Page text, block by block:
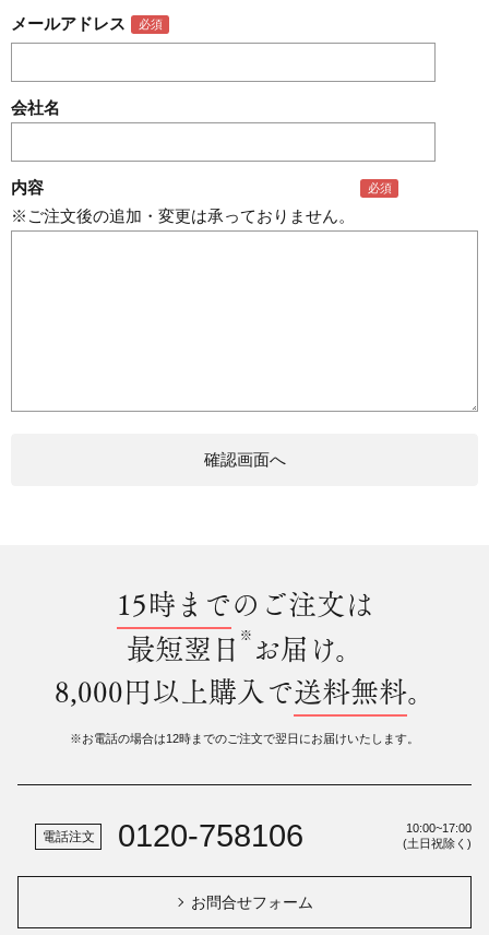
メールアドレス
会社名
内容
※ご注文後の追加・変更は承っておりません。
15時までのご注文は
最短翌日 ※ お届け。
8,000円以上購入で送料無料。
※お電話の場合は12時までのご注文で翌日にお届けいたします。
電話注文 0120-758106
10:00~17:00
(土日祝除く)
お問合せフォーム